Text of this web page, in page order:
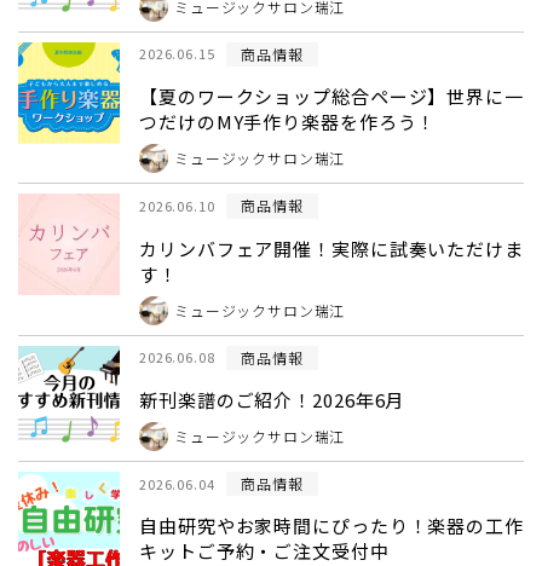
ミュージックサロン瑞江
2026.06.15 商品情報
【夏のワークショップ総合ページ】世界に一
つだけのMY手作り楽器を作ろう！
ミュージックサロン瑞江
2026.06.10 商品情報
カリンバフェア開催！実際に試奏いただけま
す！
ミュージックサロン瑞江
2026.06.08 商品情報
新刊楽譜のご紹介！2026年6月
ミュージックサロン瑞江
2026.06.04 商品情報
自由研究やお家時間にぴったり！楽器の工作
キットご予約・ご注文受付中